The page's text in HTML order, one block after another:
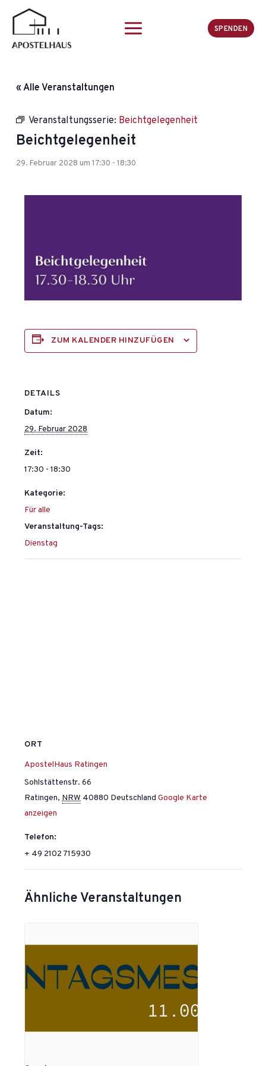
springen
SPENDEN
« Alle Veranstaltungen
Veranstaltungsserie: Beichtgelegenheit
Beichtgelegenheit
29. Februar 2028 um 17:30 -18:30
ZUM KALENDER HINZUFÜGEN
DETAILS
Datum:
29. Februar 2028
Zeit:
17:30 - 18:30
Kategorie:
Für alle
Veranstaltung-Tags:
Dienstag
ORT
ApostelHaus Ratingen
Sohlstättenstr. 66
Ratingen, NRW 40880 Deutschland Google Karte
anzeigen
Telefon:
+ 49 2102 715930
Ähnliche Veranstaltungen